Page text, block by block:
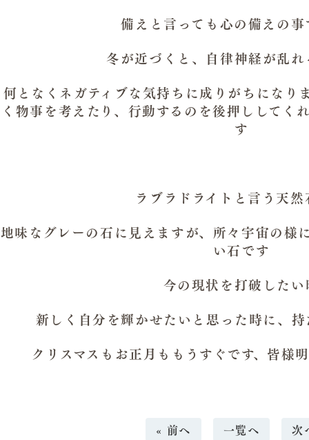
備えと言っても心の備えの
冬が近づくと、自律神経が乱
何となくネガティブな気持ちに成りがちになり
く物事を考えたり、行動するのを後押ししてく
す
ラブラドライトと言う天
地味なグレーの石に見えますが、所々宇宙の様
い石です
今の現状を打破した
新しく自分を輝かせたいと思った時に、
クリスマスもお正月ももうすぐです、皆様
« 前へ 一覧へ 次